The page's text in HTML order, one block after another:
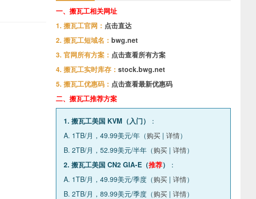
一、搬瓦工相关网址
1. 搬瓦工官网： 点击直达
2. 搬瓦工短域名： bwg.net
3. 官网所有方案： 点击查看所有方案
4. 搬瓦工实时库存： stock.bwg.net
5. 搬瓦工优惠码： 点击查看最新优惠码
二、搬瓦工推荐方案
1. 搬瓦工美国 KVM（入门）
：
A. 1TB/月，49.99美元/年（购买 | 详情）
B. 2TB/月，52.99美元/半年（购买 | 详情）
2. 搬瓦工美国 CN2 GIA-E（推荐）
：
A. 1TB/月，49.99美元/季度（购买 | 详情）
B. 2TB/月，89.99美元/季度（购买 | 详情）